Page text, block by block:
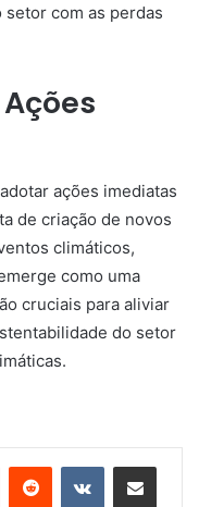
com as perdas
ações imediatas
de criação de novos
climáticos,
como uma
cruciais para aliviar
do setor